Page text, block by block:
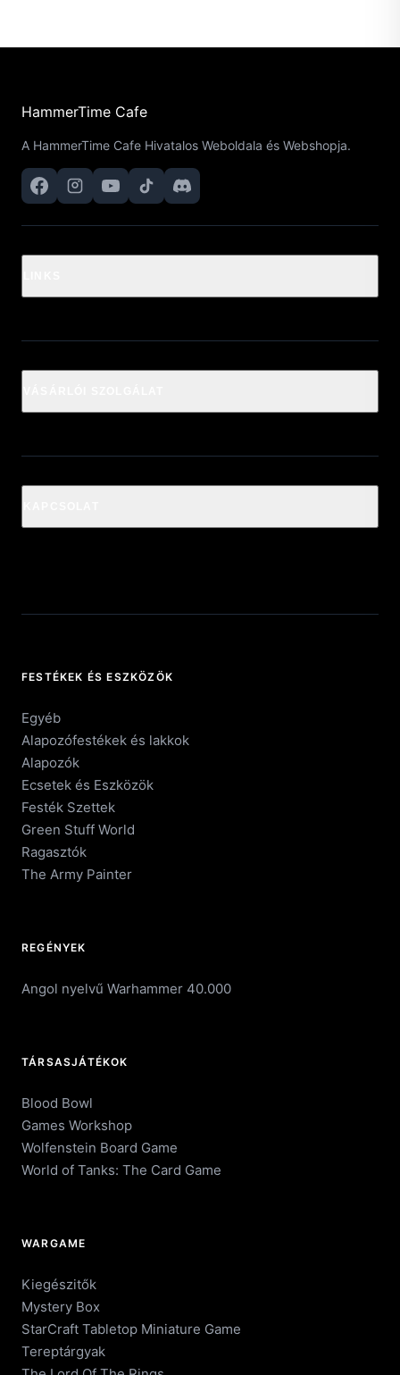
HammerTime Cafe
A HammerTime Cafe Hivatalos Weboldala és Webshopja.
FESTÉKEK ÉS ESZKÖZÖK
Egyéb
Alapozófestékek és lakkok
Alapozók
Ecsetek és Eszközök
Festék Szettek
Green Stuff World
Ragasztók
The Army Painter
REGÉNYEK
Angol nyelvű Warhammer 40.000
TÁRSASJÁTÉKOK
Blood Bowl
Games Workshop
Wolfenstein Board Game
World of Tanks: The Card Game
WARGAME
Kiegészitők
Mystery Box
StarCraft Tabletop Miniature Game
Tereptárgyak